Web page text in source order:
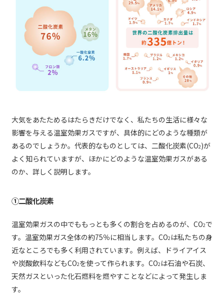
大気をあたためるはたらきだけでなく、私たちの生活に様々な
影響を与える温室効果ガスですが、具体的にどのような種類が
あるのでしょうか。代表的なものとしては、二酸化炭素(CO2)が
よく知られていますが、ほかにどのような温室効果ガスがある
のか、詳しく説明します。
①二酸化炭素
温室効果ガスの中でももっとも多くの割合を占めるのが、CO2で
す。温室効果ガス全体の約75％に相当します。CO2は私たちの身
近なところでも多く利用されています。例えば、ドライアイス
や炭酸飲料などもCO2を使って作られます。CO2は石油や石炭、
天然ガスといった化石燃料を燃やすことなどによって発生しま
す。